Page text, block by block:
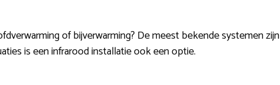
of bijverwarming? De meest bekende systemen zijn
is een infrarood installatie ook een optie.